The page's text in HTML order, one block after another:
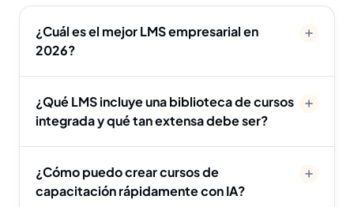
¿Cuál es el mejor LMS empresarial en
2026?
¿Qué LMS incluye una biblioteca de cursos
integrada y qué tan extensa debe ser?
¿Cómo puedo crear cursos de
capacitación rápidamente con IA?